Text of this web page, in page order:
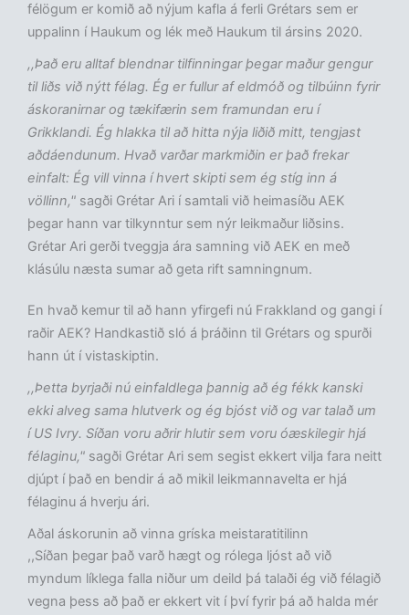
félögum er komið að nýjum kafla á ferli Grétars sem er
uppalinn í Haukum og lék með Haukum til ársins 2020.
,,Það eru alltaf blendnar tilfinningar þegar maður gengur
til liðs við nýtt félag. Ég er fullur af eldmóð og tilbúinn fyrir
áskoranirnar og tækifærin sem framundan eru í
Grikklandi. Ég hlakka til að hitta nýja liðið mitt, tengjast
aðdáendunum. Hvað varðar markmiðin er það frekar
einfalt: Ég vill vinna í hvert skipti sem ég stíg inn á
völlinn," sagði Grétar Ari í samtali við heimasíðu AEK
þegar hann var tilkynntur sem nýr leikmaður liðsins.
Grétar Ari gerði tveggja ára samning við AEK en með
klásúlu næsta sumar að geta rift samningnum.
En hvað kemur til að hann yfirgefi nú Frakkland og gangi í
raðir AEK? Handkastið sló á þráðinn til Grétars og spurði
hann út í vistaskiptin.
,,Þetta byrjaði nú einfaldlega þannig að ég fékk kanski
ekki alveg sama hlutverk og ég bjóst við og var talað um
í US Ivry. Síðan voru aðrir hlutir sem voru óæskilegir hjá
félaginu," sagði Grétar Ari sem segist ekkert vilja fara neitt
djúpt í það en bendir á að mikil leikmannavelta er hjá
félaginu á hverju ári.
Aðal áskorunin að vinna gríska meistaratitilinn
,,Síðan þegar það varð hægt og rólega ljóst að við
myndum líklega falla niður um deild þá talaði ég við félagið
vegna þess að það er ekkert vit í því fyrir þá að halda mér